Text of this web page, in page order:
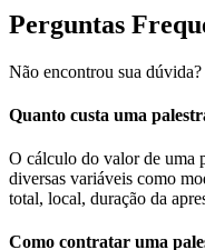
Perguntas
Não encontrou sua
Quanto custa uma
O cálculo do valor de uma
diversas variáveis como
total, local, duração da
Como contratar uma